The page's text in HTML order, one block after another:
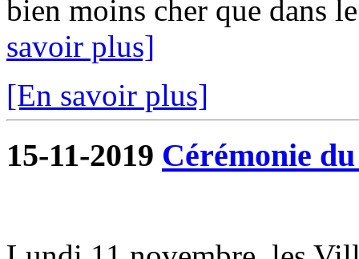
bien moins cher que dans
savoir plus]
[En savoir plus]
15-11-2019 Cérémonie